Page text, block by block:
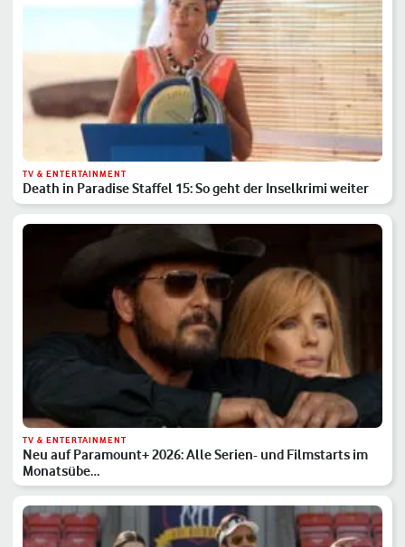
TV & ENTERTAINMENT
Death in Paradise Staffel 15: So geht der Inselkrimi weiter
TV & ENTERTAINMENT
Neu auf Paramount+ 2026: Alle Serien- und Filmstarts im
Monatsübe…